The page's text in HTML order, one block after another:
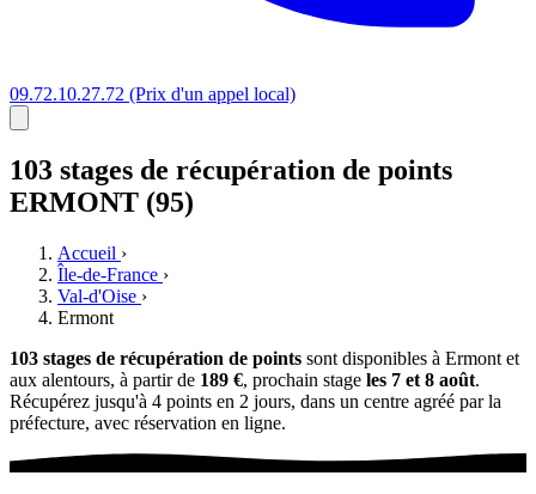
09.72.10.27.72 (Prix d'un appel local)
103 stages de récupération de points
ERMONT (95)
Accueil ›
Île-de-France ›
Val-d'Oise ›
Ermont
103 stages de récupération de points sont disponibles à Ermont et
aux alentours, à partir de 189 €, prochain stage les 7 et 8 août.
Récupérez jusqu'à 4 points en 2 jours, dans un centre agréé par la
préfecture, avec réservation en ligne.